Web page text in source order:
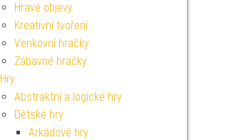
Hravé objevy
Kreativní tvoření
Venkovní hračky
Zábavné hračky
Hry
Abstraktní a logické hry
Dětské hry
Arkádové hry